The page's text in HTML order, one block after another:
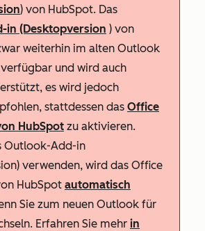
) von HubSpot. Das
in (Desktopversion ) von
weiterhin im alten Outlook
und wird auch
es wird jedoch
stattdessen das Office
HubSpot zu aktivieren.
Outlook-Add-in
verwenden, wird das Office
HubSpot automatisch
Sie zum neuen Outlook für
Erfahren Sie mehr in